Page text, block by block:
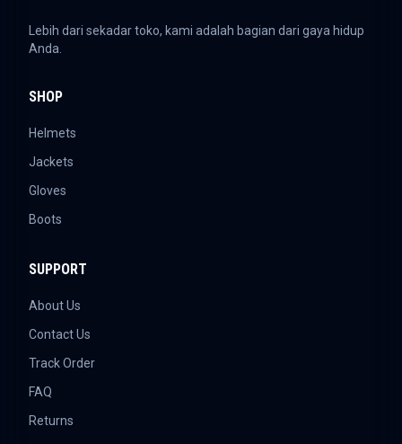
Lebih dari sekadar toko, kami adalah bagian dari gaya hidup
Anda.
SHOP
Helmets
Jackets
Gloves
Boots
SUPPORT
About Us
Contact Us
Track Order
FAQ
Returns